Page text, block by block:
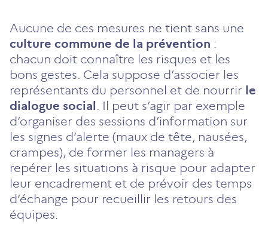
Aucune de ces mesures ne tient sans une
culture commune de la prévention :
chacun doit connaître les risques et les
bons gestes. Cela suppose d’associer les
représentants du personnel et de nourrir le
dialogue social. Il peut s’agir par exemple
d’organiser des sessions d’information sur
les signes d’alerte (maux de tête, nausées,
crampes), de former les managers à
repérer les situations à risque pour adapter
leur encadrement et de prévoir des temps
d’échange pour recueillir les retours des
équipes.